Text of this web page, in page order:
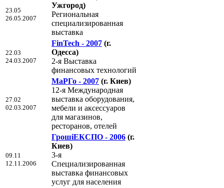
23.05
26.05.2007
Ужгород)
Региональная
специализированная
выставка
22.03
24.03.2007
FinTech - 2007 (г.
Одесса)
2-я Выставка
финансовых технологий
27.02
02.03.2007
МаРГо - 2007 (г. Киев)
12-я Международная
выставка оборудования,
мебели и аксессуаров
для магазинов,
ресторанов, отелей
09.11
12.11.2006
ГрошiЕКСПО - 2006 (г.
Киев)
3-я
Специализированная
выставка финансовых
услуг для населения